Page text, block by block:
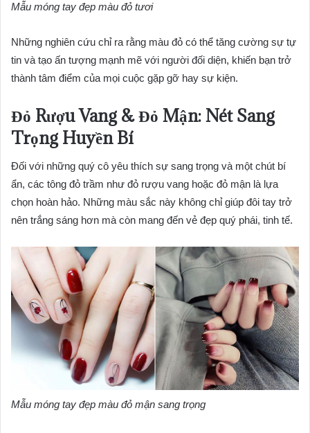
Mẫu móng tay đẹp màu đỏ tươi
Những nghiên cứu chỉ ra rằng màu đỏ có thể tăng cường sự tự
tin và tạo ấn tượng mạnh mẽ với người đối diện, khiến bạn trở
thành tâm điểm của mọi cuộc gặp gỡ hay sự kiện.
Đỏ Rượu Vang & Đỏ Mận: Nét Sang
Trọng Huyền Bí
Đối với những quý cô yêu thích sự sang trọng và một chút bí
ẩn, các tông đỏ trầm như đỏ rượu vang hoặc đỏ mận là lựa
chọn hoàn hảo. Những màu sắc này không chỉ giúp đôi tay trở
nên trắng sáng hơn mà còn mang đến vẻ đẹp quý phái, tinh tế.
Mẫu móng tay đẹp màu đỏ mận sang trọng